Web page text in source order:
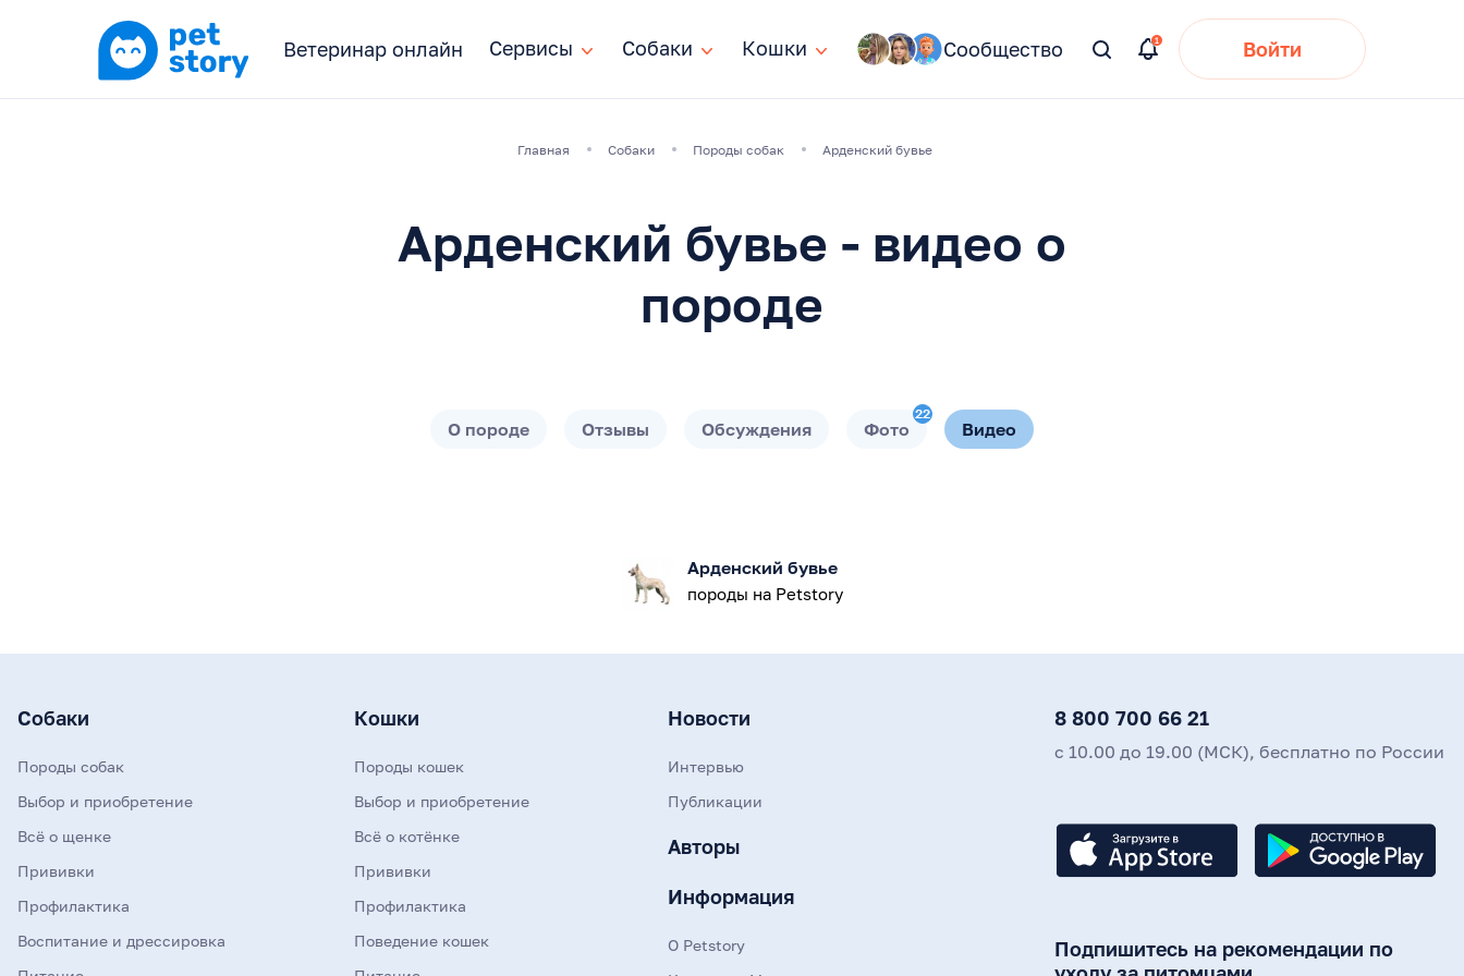
Ветеринар онлайн Сервисы
Сервисы Собаки
Собаки Кошки
Кошки Сообщество Войти
Главная Собаки Породы собак Арденский бувье
Арденский бувье - видео о
породе
О породе Отзывы Обсуждения Фото
22
Видео
Арденский бувье
породы на Petstory
Собаки
Породы собак
Выбор и приобретение
Всё о щенке
Прививки
Профилактика
Воспитание и дрессировка
Кошки
Породы кошек
Выбор и приобретение
Всё о котёнке
Прививки
Профилактика
Поведение кошек
Новости
Интервью
Публикации
Авторы
Информация
О Petstory
8 800 700 66 21
с 10.00 до 19.00 (МСК), бесплатно по России
Подпишитесь на рекомендации по